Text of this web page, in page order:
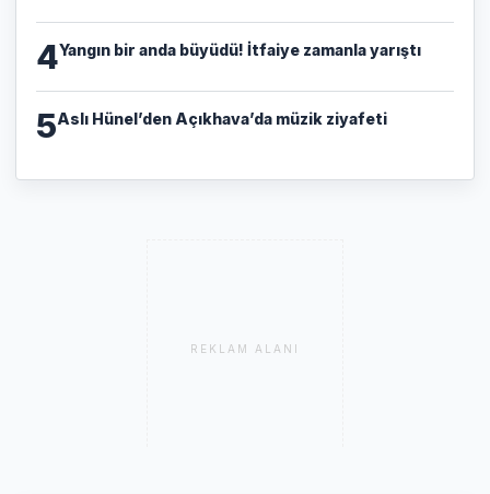
4Yangın bir anda büyüdü! İtfaiye zamanla yarıştı
5Aslı Hünel’den Açıkhava’da müzik ziyafeti
REKLAM ALANI